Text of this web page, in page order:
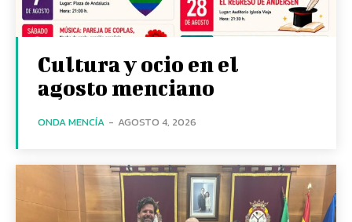
Cultura y ocio en el
agosto menciano
ONDA MENCÍA - AGOSTO 4, 2026